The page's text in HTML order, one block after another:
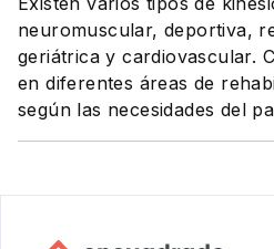
neuromuscular, deportiva,
geriátrica y cardiovascular.
en diferentes áreas de
según las necesidades del